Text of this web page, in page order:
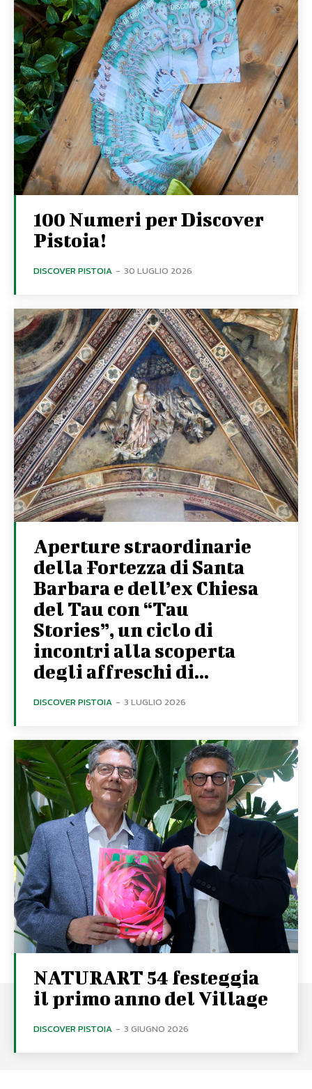
100 Numeri per Discover
Pistoia!
DISCOVER PISTOIA - 30 LUGLIO 2026
Aperture straordinarie
della Fortezza di Santa
Barbara e dell’ex Chiesa
del Tau con “Tau
Stories”, un ciclo di
incontri alla scoperta
degli affreschi di...
DISCOVER PISTOIA - 3 LUGLIO 2026
NATURART 54 festeggia
il primo anno del Village
DISCOVER PISTOIA - 3 GIUGNO 2026